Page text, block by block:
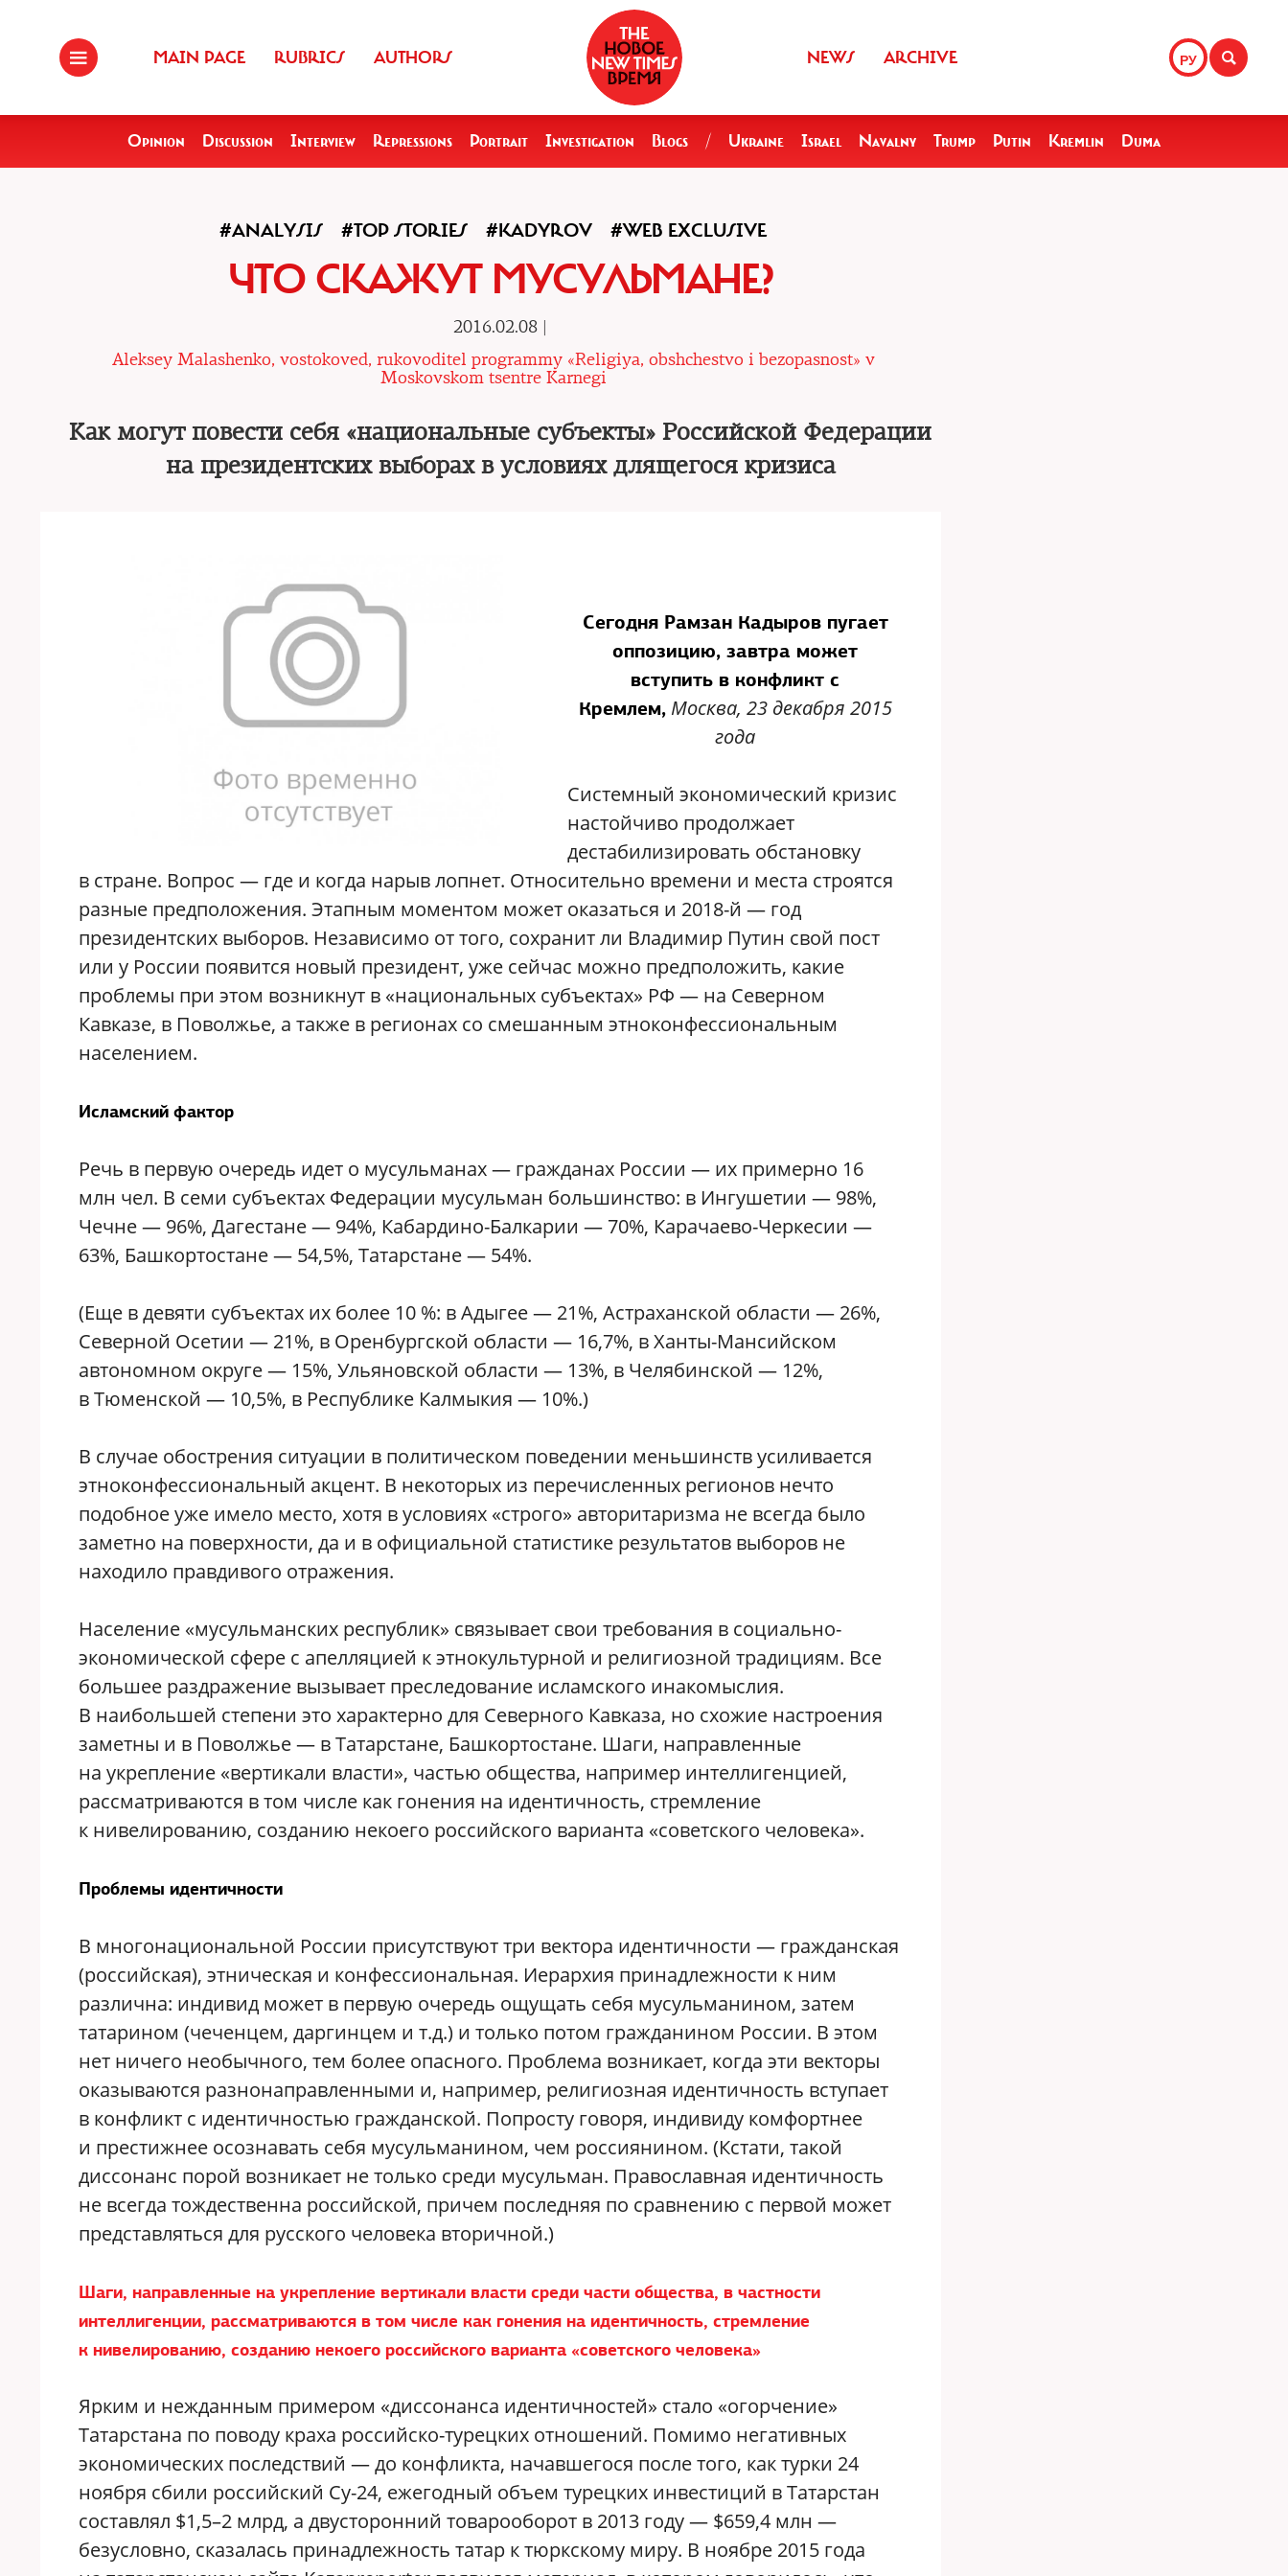
MAIN PAGE RUBRICS AUTHORS РУ
NEWS ARCHIVE
Opinion Discussion Interview Repressions Portrait Investigation Blogs / Ukraine Israel Navalny Trump Putin Kremlin Duma
#ANALYSIS #TOP STORIES #KADYROV #WEB EXCLUSIVE
ЧТО СКАЖУТ МУСУЛЬМАНЕ?
2016.02.08 |
Aleksey Malashenko, vostokoved, rukovoditel programmy «Religiya, obshchestvo i bezopasnost» v
Moskovskom tsentre Karnegi
Как могут повести себя «национальные субъекты» Российской Федерации
на президентских выборах в условиях длящегося кризиса
Сегодня Рамзан Кадыров пугает
оппозицию, завтра может
вступить в конфликт с
Кремлем, Москва, 23 декабря 2015
года
Системный экономический кризис
настойчиво продолжает
дестабилизировать обстановку
в стране. Вопрос — где и когда нарыв лопнет. Относительно времени и места строятся
разные предположения. Этапным моментом может оказаться и 2018-й — год
президентских выборов. Независимо от того, сохранит ли Владимир Путин свой пост
или у России появится новый президент, уже сейчас можно предположить, какие
проблемы при этом возникнут в «национальных субъектах» РФ — на Северном
Кавказе, в Поволжье, а также в регионах со смешанным этноконфессиональным
населением.
Исламский фактор
Речь в первую очередь идет о мусульманах — гражданах России — их примерно 16
млн чел. В семи субъектах Федерации мусульман большинство: в Ингушетии — 98%,
Чечне — 96%, Дагестане — 94%, Кабардино-Балкарии — 70%, Карачаево-Черкесии —
63%, Башкортостане — 54,5%, Татарстане — 54%.
(Еще в девяти субъектах их более 10 %: в Адыгее — 21%, Астраханской области — 26%,
Северной Осетии — 21%, в Оренбургской области — 16,7%, в Ханты-Мансийском
автономном округе — 15%, Ульяновской области — 13%, в Челябинской — 12%,
в Тюменской — 10,5%, в Республике Калмыкия — 10%.)
В случае обострения ситуации в политическом поведении меньшинств усиливается
этноконфессиональный акцент. В некоторых из перечисленных регионов нечто
подобное уже имело место, хотя в условиях «строго» авторитаризма не всегда было
заметно на поверхности, да и в официальной статистике результатов выборов не
находило правдивого отражения.
Население «мусульманских республик» связывает свои требования в социально-
экономической сфере с апелляцией к этнокультурной и религиозной традициям. Все
большее раздражение вызывает преследование исламского инакомыслия.
В наибольшей степени это характерно для Северного Кавказа, но схожие настроения
заметны и в Поволжье — в Татарстане, Башкортостане. Шаги, направленные
на укрепление «вертикали власти», частью общества, например интеллигенцией,
рассматриваются в том числе как гонения на идентичность, стремление
к нивелированию, созданию некоего российского варианта «советского человека».
Проблемы идентичности
В многонациональной России присутствуют три вектора идентичности — гражданская
(российская), этническая и конфессиональная. Иерархия принадлежности к ним
различна: индивид может в первую очередь ощущать себя мусульманином, затем
татарином (чеченцем, даргинцем и т.д.) и только потом гражданином России. В этом
нет ничего необычного, тем более опасного. Проблема возникает, когда эти векторы
оказываются разнонаправленными и, например, религиозная идентичность вступает
в конфликт с идентичностью гражданской. Попросту говоря, индивиду комфортнее
и престижнее осознавать себя мусульманином, чем россиянином. (Кстати, такой
диссонанс порой возникает не только среди мусульман. Православная идентичность
не всегда тождественна российской, причем последняя по сравнению с первой может
представляться для русского человека вторичной.)
Шаги, направленные на укрепление вертикали власти среди части общества, в частности
интеллигенции, рассматриваются в том числе как гонения на идентичность, стремление
к нивелированию, созданию некоего российского варианта «советского человека»
Ярким и нежданным примером «диссонанса идентичностей» стало «огорчение»
Татарстана по поводу краха российско-турецких отношений. Помимо негативных
экономических последствий — до конфликта, начавшегося после того, как турки 24
ноября сбили российский Су-24, ежегодный объем турецких инвестиций в Татарстан
составлял $1,5–2 млрд, а двусторонний товарооборот в 2013 году — $659,4 млн —
безусловно, сказалась принадлежность татар к тюркскому миру. В ноябре 2015 года